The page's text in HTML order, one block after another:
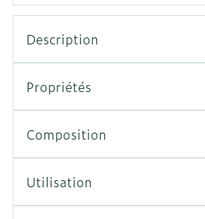
Description
Propriétés
Composition
Utilisation